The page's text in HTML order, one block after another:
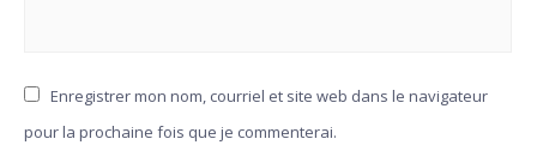
Enregistrer mon nom, courriel et site web dans le navigateur
pour la prochaine fois que je commenterai.